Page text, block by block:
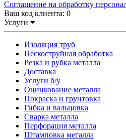
Соглашение на обработку
Ваш код клиента: 0
Услуги
Изоляция труб
Пескоструйная обработка
Резка и рубка металла
Доставка
Услуги б/у
Оцинкование металла
Покраска и грунтовка
Гибка и вальцовка
Сварка металла
Перфорация металла
Штамповка металла